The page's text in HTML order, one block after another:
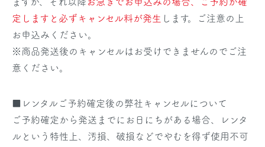
定しますと必ずキャンセル料が発生 します。ご注意の上
お申込みください。
※商品発送後のキャンセルはお受けできませんのでご注
意ください。
■レンタルご予約確定後の弊社キャンセルについて
ご予約確定から発送までにお日にちがある場合、レンタ
ルという特性上、汚損、破損などでやむを得ず使用不可